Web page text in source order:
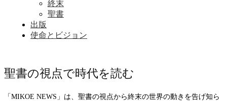
終末
聖書
出版
使命とビジョン
聖書の視点で時代を読む
「MIKOE NEWS」は、聖書の視点から終末の世界の動きを告げ知ら